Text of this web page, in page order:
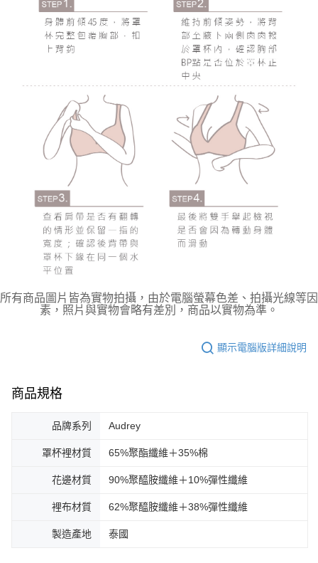
所有商品圖片皆為實物拍攝，由於電腦螢幕色差、拍攝光線等因
素，照片與實物會略有差別，商品以實物為準。
顯示電腦版詳細說明
商品規格
品牌系列 Audrey
罩杯裡材質 65%聚酯纖維＋35%棉
花邊材質 90%聚醯胺纖維＋10%彈性纖維
裡布材質 62%聚醯胺纖維＋38%彈性纖維
製造產地 泰國